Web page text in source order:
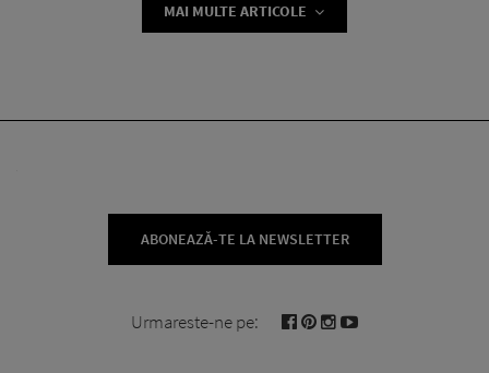
MAI MULTE ARTICOLE
ABONEAZĂ-TE LA NEWSLETTER
Urmareste-ne pe: